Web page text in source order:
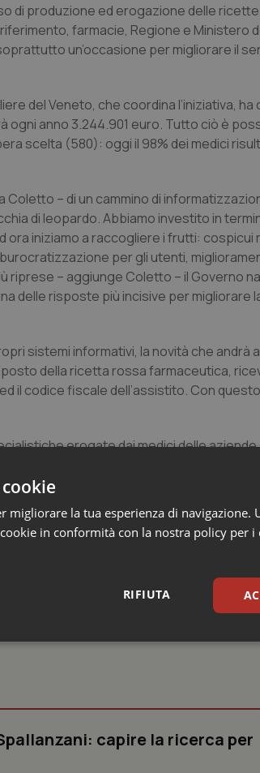
di produzione ed erogazione delle
farmacie, Regione e Ministero
un’occasione per migliorare il
del Veneto, che coordina l’iniziativa, ha
anno 3.244.901 euro. Tutto ciò è
scelta (580): oggi il 98% dei medici
Coletto – di un cammino di
di leopardo. Abbiamo investito in
iniziamo a raccogliere i frutti: cospicui
per gli utenti,
riprese – aggiunge Coletto – il Governo
delle risposte più incisive per migliorare
sistemi informativi, la novità che andrà
della ricetta rossa farmaceutica,
il codice fiscale dell’assistito. Con
erogate dai medici delle
scomparirà del tutto e al cittadino
Veneto vengono prodotte circa 60 milioni
capire la ricerca per
migliorare la tua esperienza di navigazione.
in conformità con la nostra policy per i
RIFIUTA
Statistici